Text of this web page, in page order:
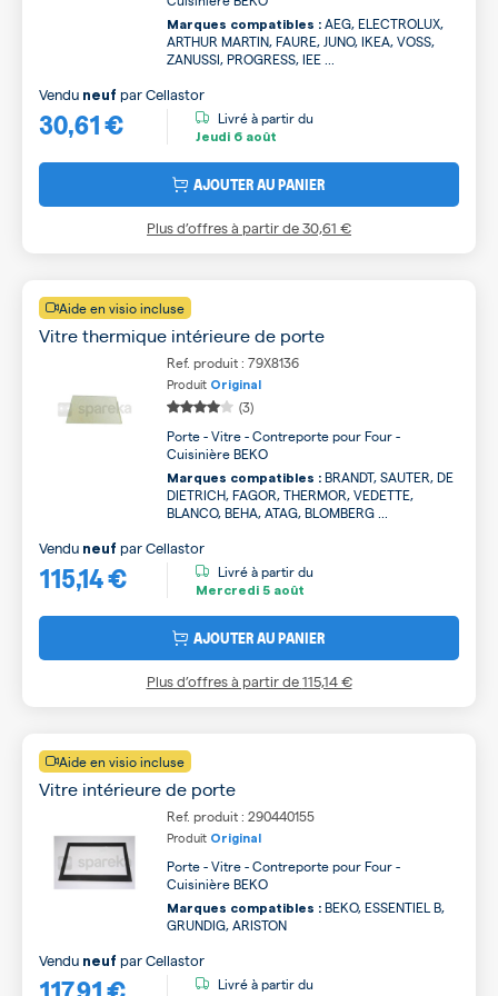
Marques compatibles : AEG, ELECTROLUX,
ARTHUR MARTIN, FAURE, JUNO, IKEA, VOSS,
ZANUSSI, PROGRESS, IEE ...
30,61 €
Vendu neuf parCellastor
Livré à partir du
Jeudi 6 août
AJOUTER AU PANIER
Plus d’offres à partir de30,61 €
Aide en visio incluse
Vitre thermique intérieure de porte
Ref. produit : 79X8136
Produit Original
(3)
Porte - Vitre - Contreporte pour Four -
Cuisinière BEKO
Marques compatibles : BRANDT, SAUTER, DE
DIETRICH, FAGOR, THERMOR, VEDETTE,
BLANCO, BEHA, ATAG, BLOMBERG ...
115,14 €
Vendu neuf parCellastor
Livré à partir du
Mercredi 5 août
AJOUTER AU PANIER
Plus d’offres à partir de115,14 €
Aide en visio incluse
Vitre intérieure de porte
Ref. produit : 290440155
Produit Original
Porte - Vitre - Contreporte pour Four -
Cuisinière BEKO
Marques compatibles : BEKO, ESSENTIEL B,
GRUNDIG, ARISTON
Vendu neuf parCellastor
Livré à partir du